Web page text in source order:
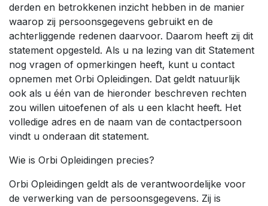
derden en betrokkenen inzicht hebben in de manier
waarop zij persoonsgegevens gebruikt en de
achterliggende redenen daarvoor. Daarom heeft zij dit
statement opgesteld. Als u na lezing van dit Statement
nog vragen of opmerkingen heeft, kunt u contact
opnemen met Orbi Opleidingen. Dat geldt natuurlijk
ook als u één van de hieronder beschreven rechten
zou willen uitoefenen of als u een klacht heeft. Het
volledige adres en de naam van de contactpersoon
vindt u onderaan dit statement.
Wie is Orbi Opleidingen precies?
Orbi Opleidingen geldt als de verantwoordelijke voor
de verwerking van de persoonsgegevens. Zij is